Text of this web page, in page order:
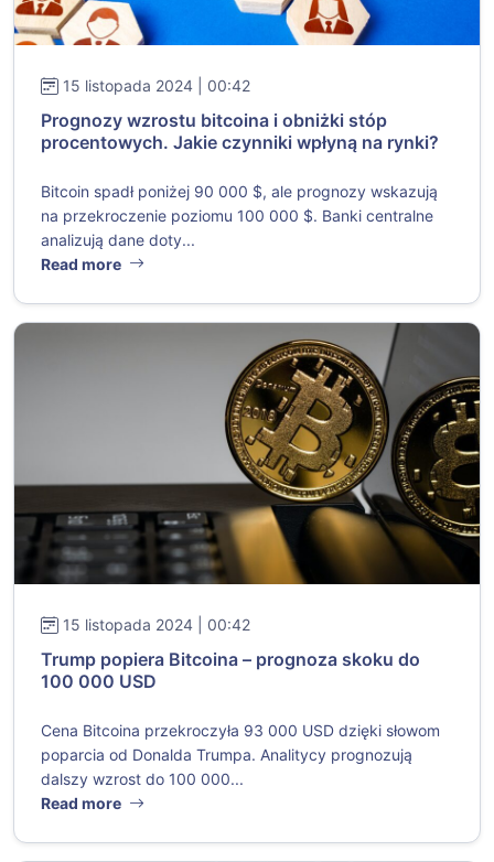
15 listopada 2024 | 00:42
Prognozy wzrostu bitcoina i obniżki stóp
procentowych. Jakie czynniki wpłyną na rynki?
Bitcoin spadł poniżej 90 000 $, ale prognozy wskazują
na przekroczenie poziomu 100 000 $. Banki centralne
analizują dane doty...
Read more
15 listopada 2024 | 00:42
Trump popiera Bitcoina – prognoza skoku do
100 000 USD
Cena Bitcoina przekroczyła 93 000 USD dzięki słowom
poparcia od Donalda Trumpa. Analitycy prognozują
dalszy wzrost do 100 000...
Read more